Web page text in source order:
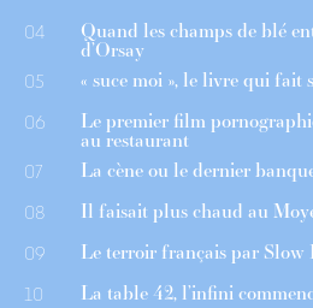
04 Quand les champs de blé
d’Orsay
05 « suce moi », le livre qui fait
06 Le premier film
au restaurant
07 La cène ou le dernier
08 Il faisait plus chaud au
09 Le terroir français par Slow
10 La table 42, l’infini